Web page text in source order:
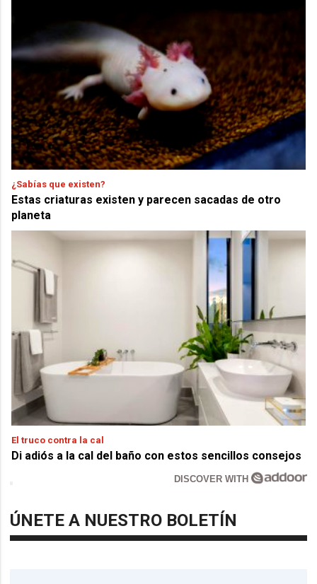
¿Sabías que existen?
Estas criaturas existen y parecen sacadas de otro
planeta
El truco contra la cal
Di adiós a la cal del baño con estos sencillos consejos
DISCOVER WITH
ÚNETE A NUESTRO BOLETÍN